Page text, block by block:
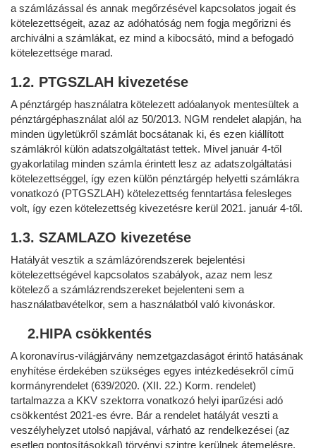
a számlázással és annak megőrzésével kapcsolatos jogait és
kötelezettségeit, azaz az adóhatóság nem fogja megőrizni és
archiválni a számlákat, ez mind a kibocsátó, mind a befogadó
kötelezettsége marad.
1.2. PTGSZLAH kivezetése
A pénztárgép használatra kötelezett adóalanyok mentesültek a
pénztárgéphasználat alól az 50/2013. NGM rendelet alapján, ha
minden ügyletükről számlát bocsátanak ki, és ezen kiállított
számlákról külön adatszolgáltatást tettek. Mivel január 4-től
gyakorlatilag minden számla érintett lesz az adatszolgáltatási
kötelezettséggel, így ezen külön pénztárgép helyetti számlákra
vonatkozó (PTGSZLAH) kötelezettség fenntartása felesleges
volt, így ezen kötelezettség kivezetésre kerül 2021. január 4-től.
1.3. SZAMLAZO kivezetése
Hatályát vesztik a számlázórendszerek bejelentési
kötelezettségével kapcsolatos szabályok, azaz nem lesz
kötelező a számlázrendszereket bejelenteni sem a
használatbavételkor, sem a használatból való kivonáskor.
2.HIPA csökkentés
A koronavírus-világjárvány nemzetgazdaságot érintő hatásának
enyhítése érdekében szükséges egyes intézkedésekről című
kormányrendelet (639/2020. (XII. 22.) Korm. rendelet)
tartalmazza a KKV szektorra vonatkozó helyi iparűzési adó
csökkentést 2021-es évre. Bár a rendelet hatályát veszti a
veszélyhelyzet utolsó napjával, várható az rendelkezései (az
esetleg pontosításokkal) törvényi szintre kerülnek átemelésre.